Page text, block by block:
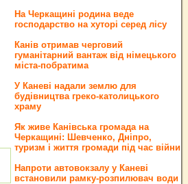
На Черкащині родина веде
господарство на хуторі серед лісу
Канів отримав черговий
гуманітарний вантаж від німецького
міста-побратима
У Каневі надали землю для
будівництва греко‐католицького
храму
Як живе Канівська громада на
Черкащині: Шевченко, Дніпро,
туризм і життя громади під час війни
Напроти автовокзалу у Каневі
встановили рамку-розпилювач води